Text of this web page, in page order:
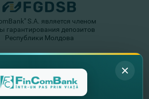
S.A. является членом
гарантирования депозитов
Республики Молдова